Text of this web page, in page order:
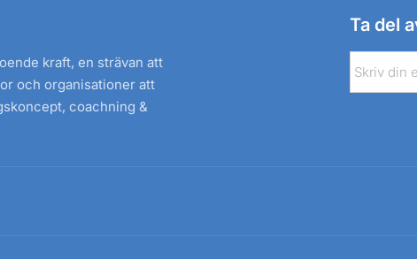
kraft, en strävan att
och organisationer att
coachning &
Ta del
E-
post